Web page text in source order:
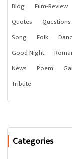
Blog Film-Review
Quotes
Questions
Song
Folk
Good Night
News
Poem
Tribute
Categories